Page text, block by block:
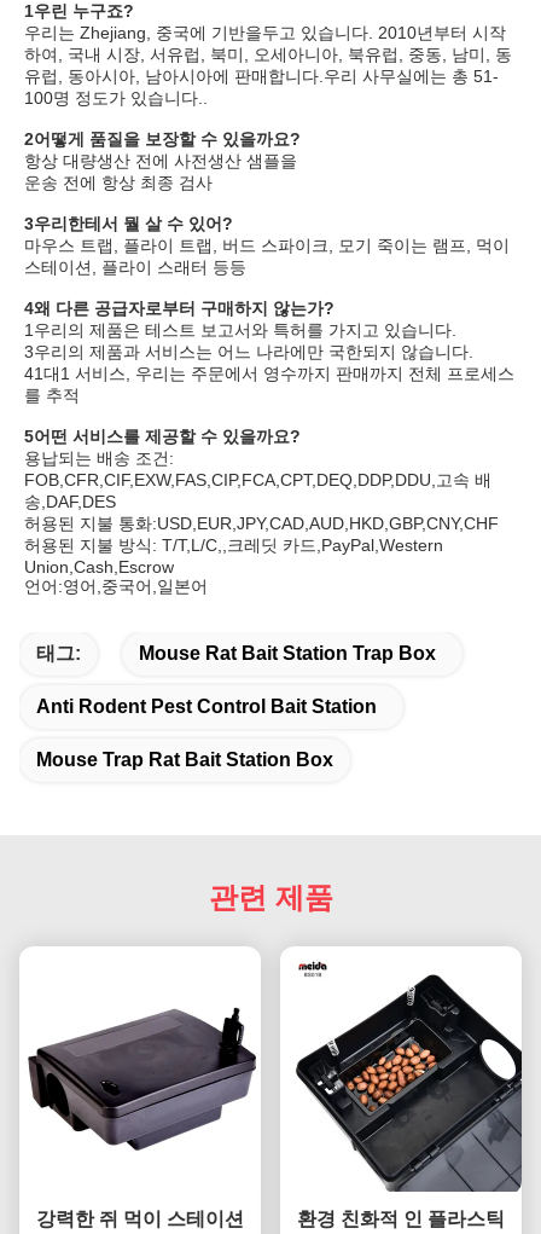
1우린 누구죠?
우리는 Zhejiang, 중국에 기반을두고 있습니다. 2010년부터 시작
하여, 국내 시장, 서유럽, 북미, 오세아니아, 북유럽, 중동, 남미, 동
유럽, 동아시아, 남아시아에 판매합니다.우리 사무실에는 총 51-
100명 정도가 있습니다..
2어떻게 품질을 보장할 수 있을까요?
항상 대량생산 전에 사전생산 샘플을
운송 전에 항상 최종 검사
3우리한테서 뭘 살 수 있어?
마우스 트랩, 플라이 트랩, 버드 스파이크, 모기 죽이는 램프, 먹이
스테이션, 플라이 스래터 등등
4왜 다른 공급자로부터 구매하지 않는가?
1우리의 제품은 테스트 보고서와 특허를 가지고 있습니다.
3우리의 제품과 서비스는 어느 나라에만 국한되지 않습니다.
41대1 서비스, 우리는 주문에서 영수까지 판매까지 전체 프로세스
를 추적
5어떤 서비스를 제공할 수 있을까요?
용납되는 배송 조건:
FOB,CFR,CIF,EXW,FAS,CIP,FCA,CPT,DEQ,DDP,DDU,고속 배
송,DAF,DES
허용된 지불 통화:USD,EUR,JPY,CAD,AUD,HKD,GBP,CNY,CHF
허용된 지불 방식: T/T,L/C,,크레딧 카드,PayPal,Western
Union,Cash,Escrow
언어:영어,중국어,일본어
태그: Mouse Rat Bait Station Trap Box
Anti Rodent Pest Control Bait Station
Mouse Trap Rat Bait Station Box
관련 제품
강력한 쥐 먹이 스테이션
환경 친화적 인 플라스틱